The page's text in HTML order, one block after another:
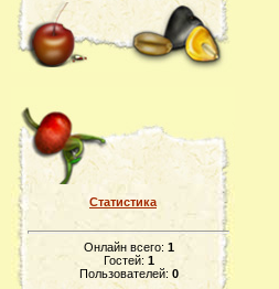
Статистика
Онлайн всего: 1
Гостей: 1
Пользователей: 0